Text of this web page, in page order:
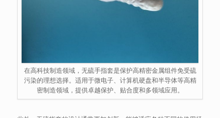
在高科技制造领域，无硫手指套是保护高精密金属组件免受硫
污染的理想选择。适用于微电子、计算机硬盘和半导体等高精
密制造领域，提供卓越保护、贴合度和多领域应用。